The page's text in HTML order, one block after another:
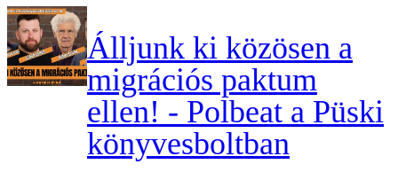
Álljunk ki közösen a
migrációs paktum
ellen! - Polbeat a Püski
könyvesboltban